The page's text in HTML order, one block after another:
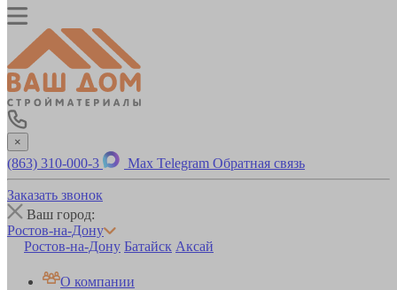
×
(863) 310-000-3 Max Telegram Обратная связь
Заказать звонок
Ваш город:
Ростов-на-Дону
Ростов-на-Дону Батайск Аксай
О компании